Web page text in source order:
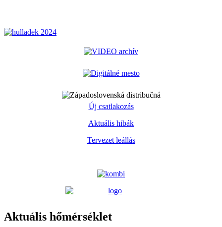
Új csatlakozás
Aktuális hibák
Tervezet leállás
Aktuális hőmérséklet